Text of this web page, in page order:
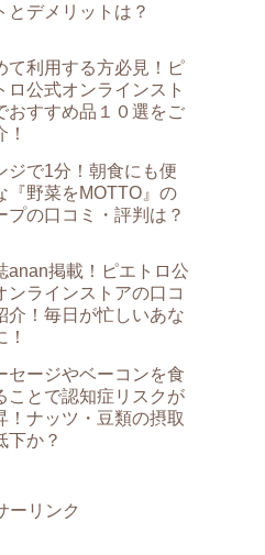
とデメリットは？
て利用する方必見！ピ
ロ公式オンラインスト
おすすめ品１０選をご
！
ジで1分！朝食にも便
『野菜をMOTTO』の
プの口コミ・評判は？
anan掲載！ピエトロ公
ンラインストアの口コ
介！毎日が忙しいあな
！
セージやベーコンを食
ことで認知症リスクが
！ナッツ・豆類の摂取
下か？
ーリンク